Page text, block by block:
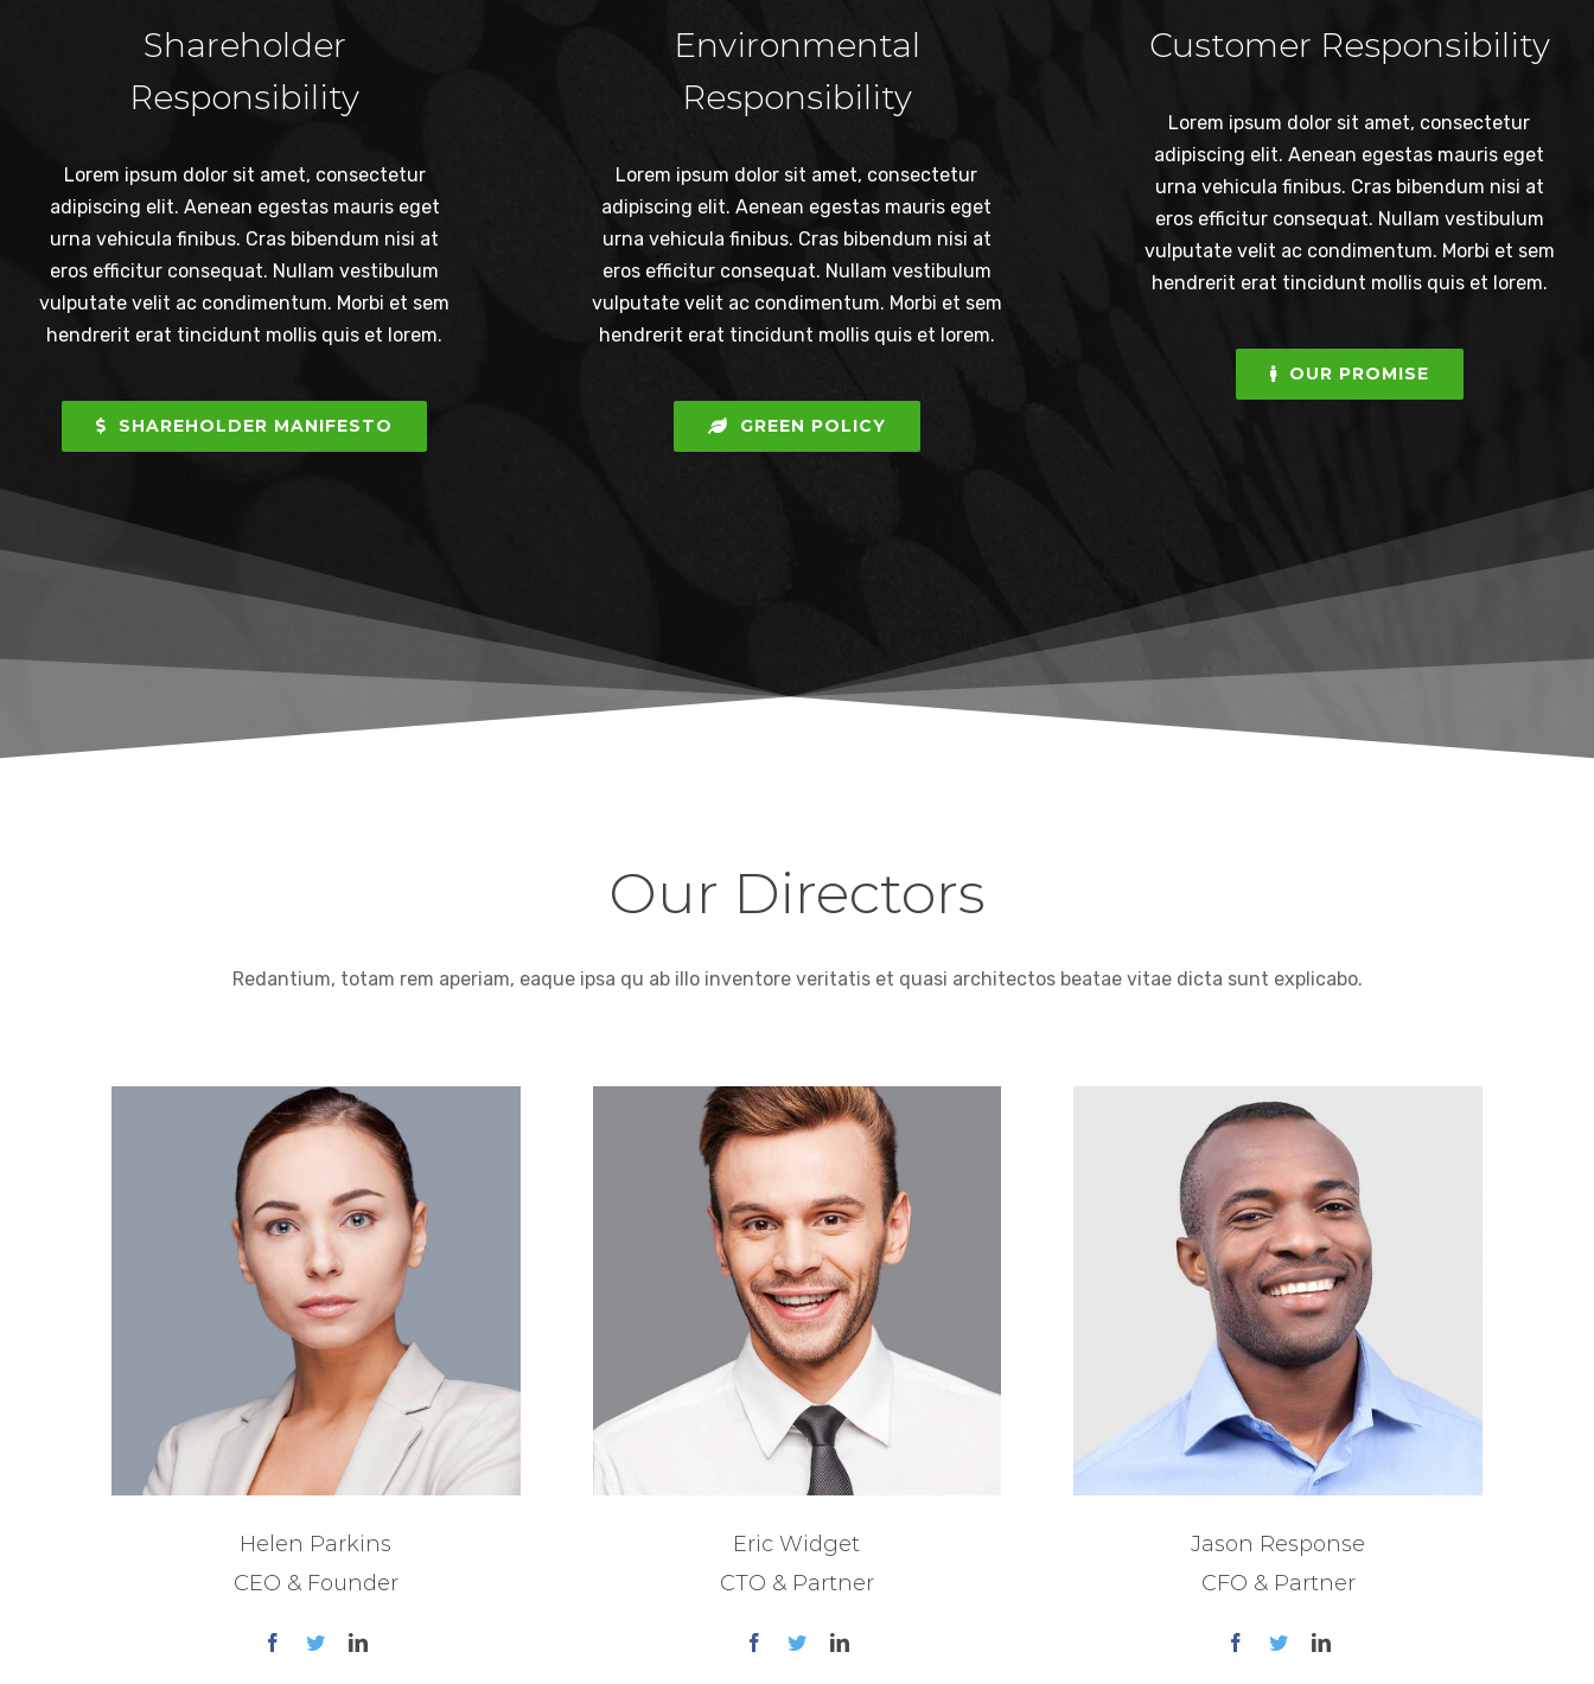
Shareholder
Responsibility
Lorem ipsum dolor sit amet, consectetur
adipiscing elit. Aenean egestas mauris eget
urna vehicula finibus. Cras bibendum nisi at
eros efficitur consequat. Nullam vestibulum
vulputate velit ac condimentum. Morbi et sem
hendrerit erat tincidunt mollis quis et lorem.
SHAREHOLDER MANIFESTO
Environmental
Responsibility
Lorem ipsum dolor sit amet, consectetur
adipiscing elit. Aenean egestas mauris eget
urna vehicula finibus. Cras bibendum nisi at
eros efficitur consequat. Nullam vestibulum
vulputate velit ac condimentum. Morbi et sem
hendrerit erat tincidunt mollis quis et lorem.
GREEN POLICY
Customer Responsibility
Lorem ipsum dolor sit amet, consectetur
adipiscing elit. Aenean egestas mauris eget
urna vehicula finibus. Cras bibendum nisi at
eros efficitur consequat. Nullam vestibulum
vulputate velit ac condimentum. Morbi et sem
hendrerit erat tincidunt mollis quis et lorem.
OUR PROMISE
Our Directors
Redantium, totam rem aperiam, eaque ipsa qu ab illo inventore veritatis et quasi architectos beatae vitae dicta sunt explicabo.
Helen Parkins
CEO & Founder
Eric Widget
CTO & Partner
Jason Response
CFO & Partner